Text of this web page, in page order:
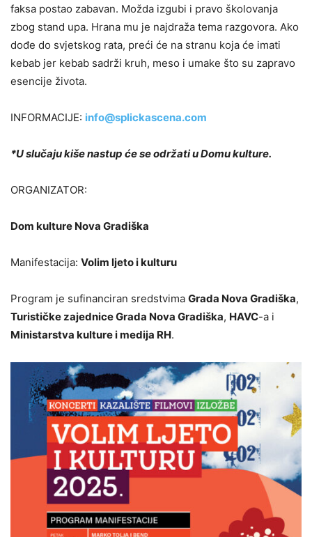
faksa postao zabavan. Možda izgubi i pravo školovanja
zbog stand upa. Hrana mu je najdraža tema razgovora. Ako
dođe do svjetskog rata, preći će na stranu koja će imati
kebab jer kebab sadrži kruh, meso i umake što su zapravo
esencije života.
INFORMACIJE: info@splickascena.com
*U slučaju kiše nastup će se održati u Domu kulture.
ORGANIZATOR:
Dom kulture Nova Gradiška
Manifestacija: Volim ljeto i kulturu
Program je sufinanciran sredstvima Grada Nova Gradiška,
Turističke zajednice Grada Nova Gradiška, HAVC-a i
Ministarstva kulture i medija RH.